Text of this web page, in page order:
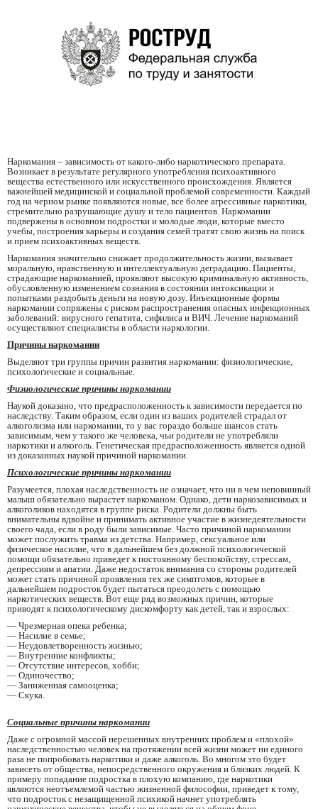
Наркомания – зависимость от какого-либо наркотического препарата.
Возникает в результате регулярного употребления психоактивного
вещества естественного или искусственного происхождения. Является
важнейшей медицинской и социальной проблемой современности. Каждый
год на черном рынке появляются новые, все более агрессивные наркотики,
стремительно разрушающие душу и тело пациентов. Наркомании
подвержены в основном подростки и молодые люди, которые вместо
учебы, построения карьеры и создания семей тратят свою жизнь на поиск
и прием психоактивных веществ.
Наркомания значительно снижает продолжительность жизни, вызывает
моральную, нравственную и интеллектуальную деградацию. Пациенты,
страдающие наркоманией, проявляют высокую криминальную активность,
обусловленную изменением сознания в состоянии интоксикации и
попытками раздобыть деньги на новую дозу. Инъекционные формы
наркомании сопряжены с риском распространения опасных инфекционных
заболеваний: вирусного гепатита, сифилиса и ВИЧ. Лечение наркоманий
осуществляют специалисты в области наркологии.
Причины наркомании
Выделяют три группы причин развития наркомании: физиологические,
психологические и социальные.
Физиологические причины наркомании
Наукой доказано, что предрасположенность к зависимости передается по
наследству. Таким образом, если один из ваших родителей страдал от
алкоголизма или наркомании, то у вас гораздо больше шансов стать
зависимым, чем у такого же человека, чьи родители не употребляли
наркотики и алкоголь. Генетическая предрасположенность является одной
из доказанных наукой причиной наркомании.
Психологические причины наркомании
Разумеется, плохая наследственность не означает, что ни в чем неповинный
малыш обязательно вырастет наркоманом. Однако, дети наркозависимых и
алкоголиков находятся в группе риска. Родители должны быть
внимательны вдвойне и принимать активное участие в жизнедеятельности
своего чада, если в роду были зависимые. Часто причиной наркомании
может послужить травма из детства. Например, сексуальное или
физическое насилие, что в дальнейшем без должной психологической
помощи обязательно приведет к постоянному беспокойству, стрессам,
депрессиям и апатии. Даже недостаток внимания со стороны родителей
может стать причиной проявления тех же симптомов, которые в
дальнейшем подросток будет пытаться преодолеть с помощью
наркотических веществ. Вот еще ряд возможных причин, которые
приводят к психологическому дискомфорту как детей, так и взрослых:
— Чрезмерная опека ребенка;
— Насилие в семье;
— Неудовлетворенность жизнью;
— Внутренние конфликты;
— Отсутствие интересов, хобби;
— Одиночество;
— Заниженная самооценка;
— Скука.
Социальные причины наркомании
Даже с огромной массой нерешенных внутренних проблем и «плохой»
наследственностью человек на протяжении всей жизни может ни единого
раза не попробовать наркотики и даже алкоголь. Во многом это будет
зависеть от общества, непосредственного окружения и близких людей. К
примеру попадание подростка в плохую компанию, где наркотики
являются неотъемлемой частью жизненной философии, приведет к тому,
что подросток с незащищенной психикой начнет употреблять